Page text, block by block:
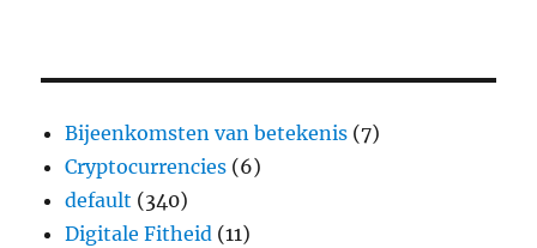
Bijeenkomsten van betekenis (7)
Cryptocurrencies (6)
default (340)
Digitale Fitheid (11)